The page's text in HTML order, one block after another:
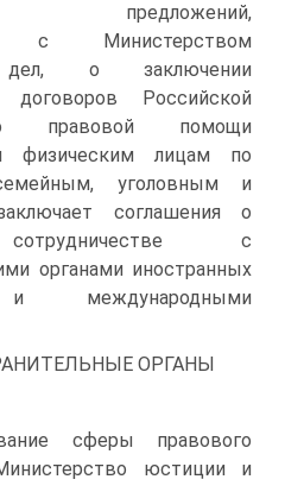
предложений,
с Министерством
дел, о заключении
договоров Российской
правовой помощи
физическим лицам по
уголовным и
соглашения о
с
органами иностранных
и международными
ОРГАНЫ
сферы правового
юстиции и